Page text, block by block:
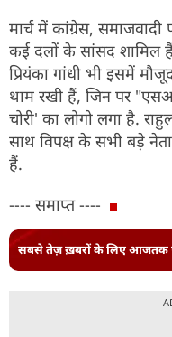
मार्च में कांग्रेस,
कई दलों के सांसद शामिल
प्रियंका गांधी भी इसमें
थाम रखी हैं, जिन पर
चोरी' का लोगो लगा है.
साथ विपक्ष के सभी बड़े
हैं.
---- समाप्त ----
सबसे तेज़ ख़बरों के लिए आजतक